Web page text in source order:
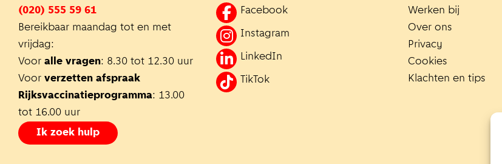
(020) 555 59 61
Bereikbaar maandag tot en met
vrijdag:
Voor alle vragen: 8.30 tot 12.30 uur
Voor verzetten afspraak
Rijksvaccinatieprogramma: 13.00
tot 16.00 uur
Ik zoek hulp
Facebook
Instagram
LinkedIn
TikTok
Werken bij
Over ons
Privacy
Cookies
Klachten en tips